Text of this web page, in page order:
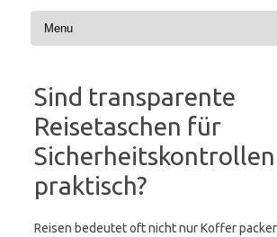
Sind transparente
Reisetaschen für
Sicherheitskontrollen
praktisch?
Reisen bedeutet oft nicht nur Koffer